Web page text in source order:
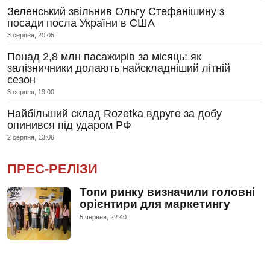
Зеленський звільнив Ольгу Стефанішину з
посади посла України в США
3 серпня, 20:05
Понад 2,8 млн пасажирів за місяць: як
залізничники долають найскладніший літній
сезон
3 серпня, 19:00
Найбільший склад Rozetka вдруге за добу
опинився під ударом РФ
2 серпня, 13:06
ПРЕС-РЕЛІЗИ
Топи ринку визначили головні
орієнтири для маркетингу
5 червня, 22:40